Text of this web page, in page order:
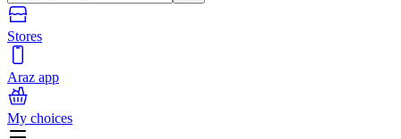
Stores
Araz app
My choices